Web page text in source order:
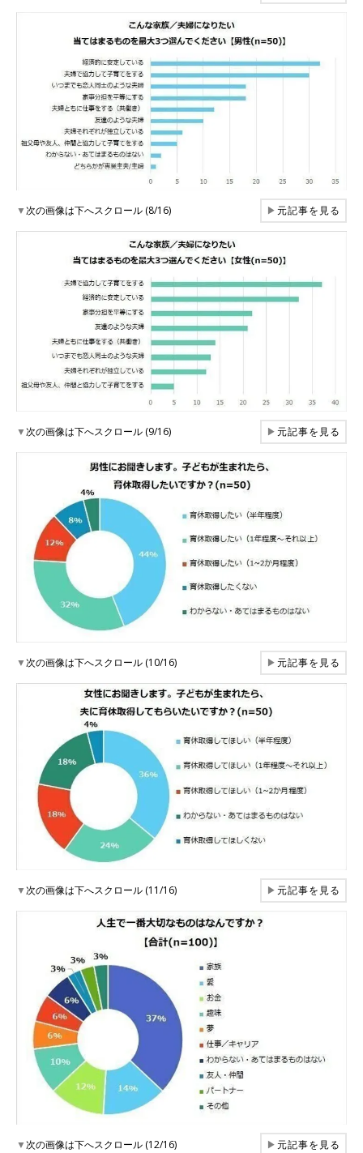
▼次の画像は下へスクロール (8/16) ▶元記事を見る
▼次の画像は下へスクロール (9/16) ▶元記事を見る
▼次の画像は下へスクロール (10/16) ▶元記事を見る
▼次の画像は下へスクロール (11/16) ▶元記事を見る
▼次の画像は下へスクロール (12/16) ▶元記事を見る